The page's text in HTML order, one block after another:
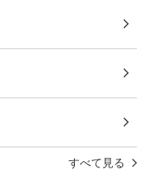
すべて見る